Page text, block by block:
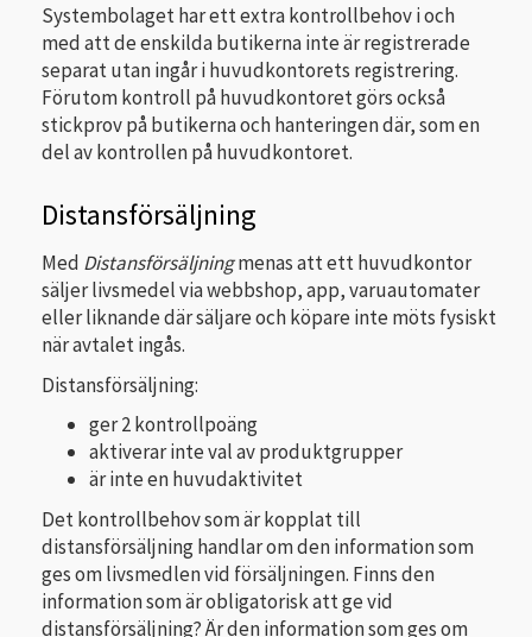
Systembolaget har ett extra kontrollbehov i och
med att de enskilda butikerna inte är registrerade
separat utan ingår i huvudkontorets registrering.
Förutom kontroll på huvudkontoret görs också
stickprov på butikerna och hanteringen där, som en
del av kontrollen på huvudkontoret.
Distansförsäljning
Med Distansförsäljningmenas att ett huvudkontor
säljer livsmedel via webbshop, app, varuautomater
eller liknande där säljare och köpare inte möts fysiskt
när avtalet ingås.
Distansförsäljning:
ger 2 kontrollpoäng
aktiverar inte val av produktgrupper
är inte en huvudaktivitet
Det kontrollbehov som är kopplat till
distansförsäljning handlar om den information som
ges om livsmedlen vid försäljningen. Finns den
information som är obligatorisk att ge vid
distansförsäljning? Är den information som ges om